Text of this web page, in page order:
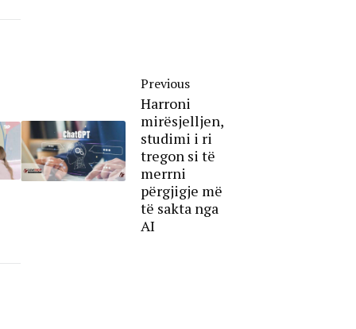
Previous
Harroni
mirësjelljen,
studimi i ri
tregon si të
merrni
përgjigje më
të sakta nga
AI